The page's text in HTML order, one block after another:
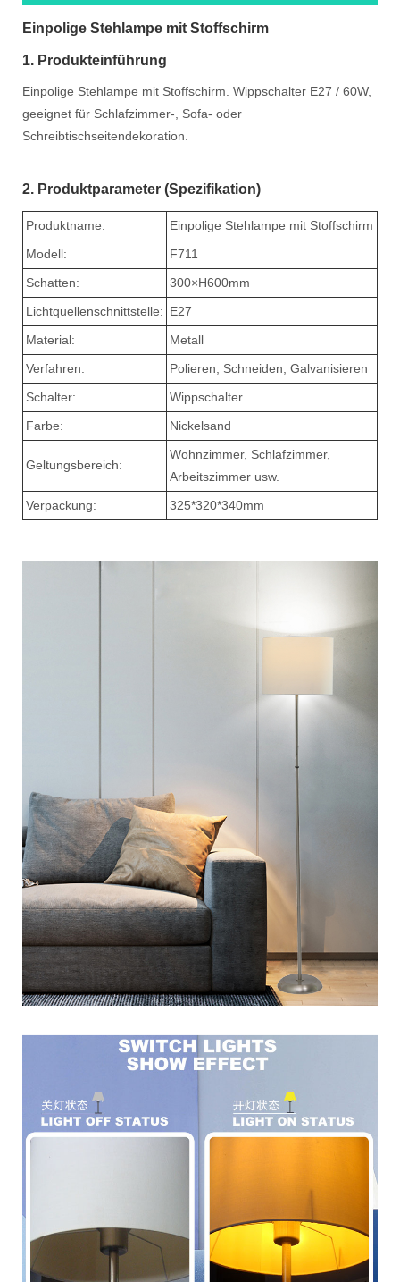
Einpolige Stehlampe mit Stoffschirm
1. Produkteinführung
Einpolige Stehlampe mit Stoffschirm. Wippschalter E27 / 60W,
geeignet für Schlafzimmer-, Sofa- oder
Schreibtischseitendekoration.
2. Produktparameter (Spezifikation)
Produktname:
Einpolige Stehlampe mit Stoffschirm
Modell:
F711
Schatten:
300×H600mm
Lichtquellenschnittstelle: E27
Material:
Metall
Verfahren:
Polieren, Schneiden, Galvanisieren
Schalter:
Wippschalter
Farbe:
Nickelsand
Geltungsbereich:
Wohnzimmer, Schlafzimmer,
Arbeitszimmer usw.
Verpackung:
325*320*340mm